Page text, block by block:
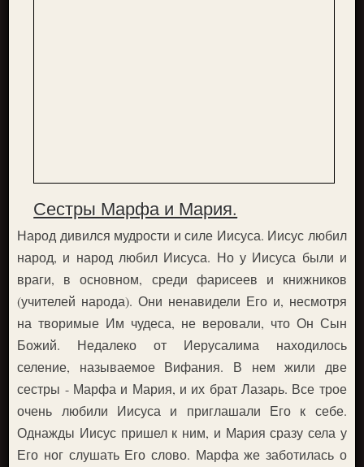
Сестры Марфа и Мария.
Народ дивился мудрости и силе Иисуса. Иисус любил
народ, и народ любил Иисуса. Но у Иисуса были и
враги, в основном, среди фарисеев и книжников
(учителей народа). Они ненавидели Его и, несмотря
на творимые Им чудеса, не веровали, что Он Сын
Божий. Недалеко от Иерусалима находилось
селение, называемое Вифания. В нем жили две
сестры - Марфа и Мария, и их брат Лазарь. Все трое
очень любили Иисуса и приглашали Его к себе.
Однажды Иисус пришел к ним, и Мария сразу села у
Его ног слушать Его слово. Марфа же заботилась о